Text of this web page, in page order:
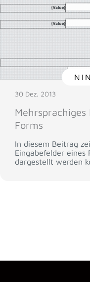
30 Dez. 2013
Forms
In diesem Beitrag
Eingabefelder eines
dargestellt werden